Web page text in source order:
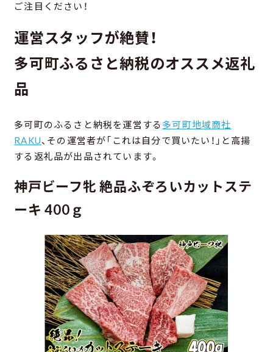
ご注目ください！
運営スタッフが絶賛！
多可町ふるさと納税のオススメ返礼
品
多可町のふるさと納税を運営する 多可町地域商社
RAKU、その運営者が「これは自分で買いたい！」と高揚
する返礼品が出品されています。
神戸ビーフ牝 絶品ふぞろいカットステ
ーキ 400ｇ